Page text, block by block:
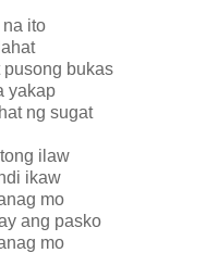
ito
pusong bukas
yakap
ng sugat
ilaw
ikaw
mo
ang pasko
mo